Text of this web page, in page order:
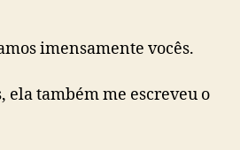
imensamente vocês.
ela também me escreveu o